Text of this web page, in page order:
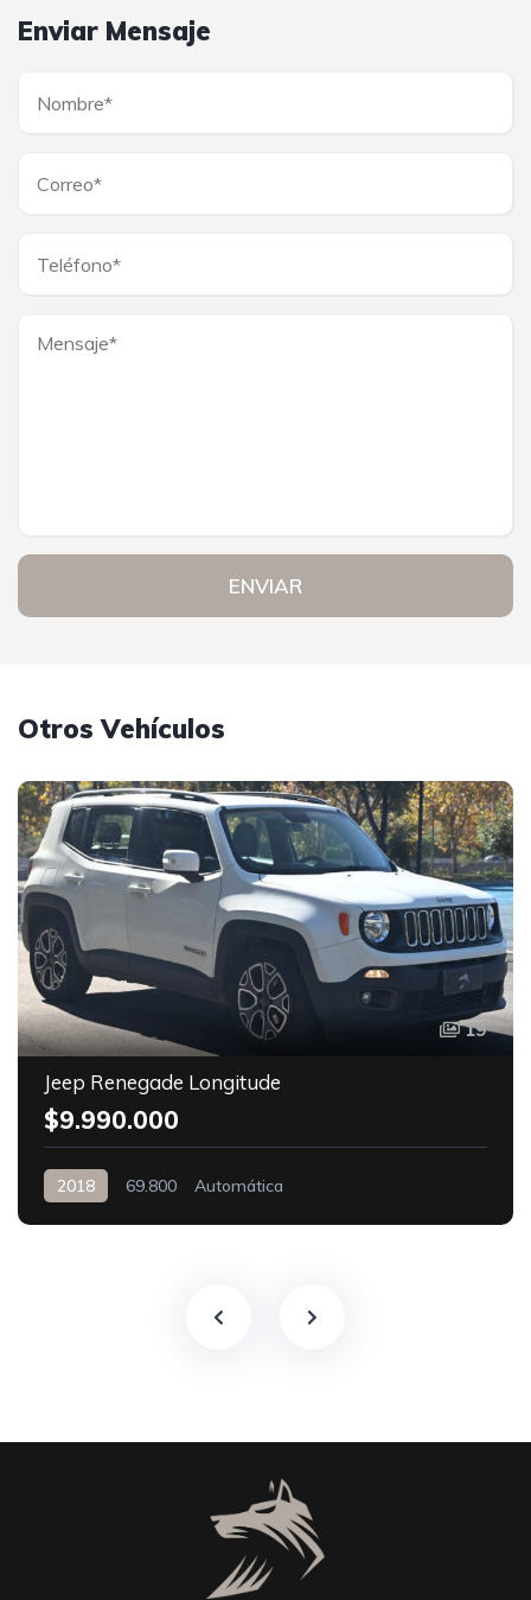
Enviar Mensaje
ENVIAR
Otros Vehículos
19
Jeep Renegade Longitude
$9.990.000
2018 69.800 Automática